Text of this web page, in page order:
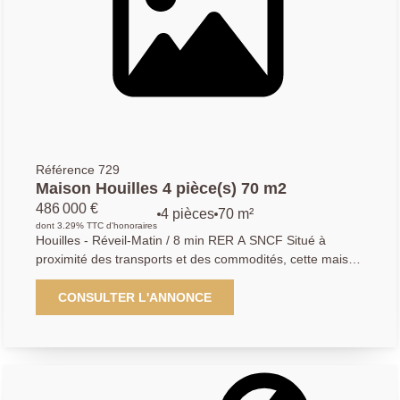
exposé sont disponibles sur le site Géorisques :
www.georisques.gouv.fr
Référence 729
Maison Houilles 4 pièce(s) 70 m2
486 000 €
dont 3.29% TTC d'honoraires
4 pièces 70 m²
Houilles - Réveil-Matin / 8 min RER A SNCF Situé à
proximité des transports et des commodités, cette maison
implantée sur une parcelle de terrain de 224m2 avec
garage et dépendance ce compose de la manière
suivante : entrée donnant sur un lumineux séjour, cuisine
palier desservant 2 grandes chambres avec leur salle
d'eau et salle de bains privative. Un bureau et des
CONSULTER L'ANNONCE